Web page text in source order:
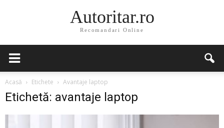
Autoritar.ro
Recomandari Online
Acasă Etichete Avantaje laptop
Etichetă: avantaje laptop